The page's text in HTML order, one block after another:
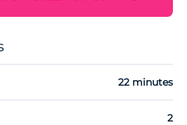
22 minutes
2